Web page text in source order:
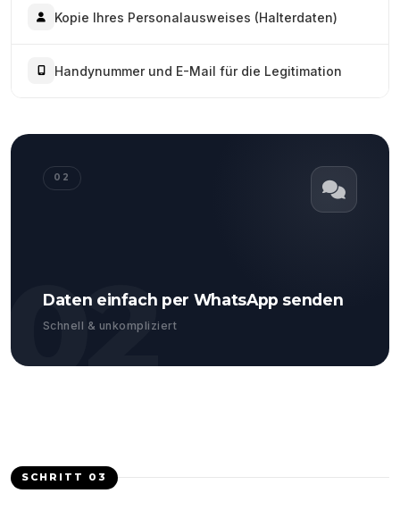
Kopie Ihres Personalausweises (Halterdaten)
Handynummer und E-Mail für die Legitimation
02
02
Daten einfach per WhatsApp senden
Schnell & unkompliziert
SCHRITT 03